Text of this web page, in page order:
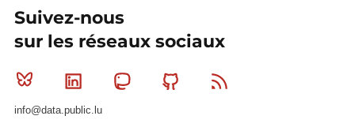
Suivez-nous
sur les réseaux sociaux
Bluesky Linkedin MastodonGithub
info@data.public.lu